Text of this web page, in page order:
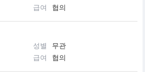
급여 협의
성별
무관
급여 협의